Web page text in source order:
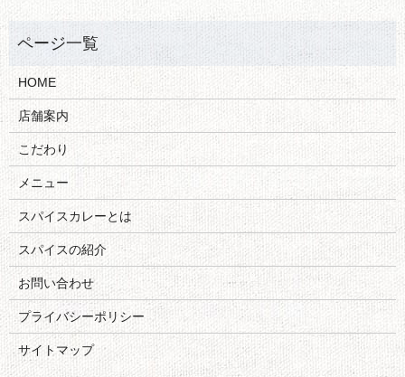
HOME
店舗案内
こだわり
メニュー
スパイスカレーとは
スパイスの紹介
お問い合わせ
プライバシーポリシー
サイトマップ